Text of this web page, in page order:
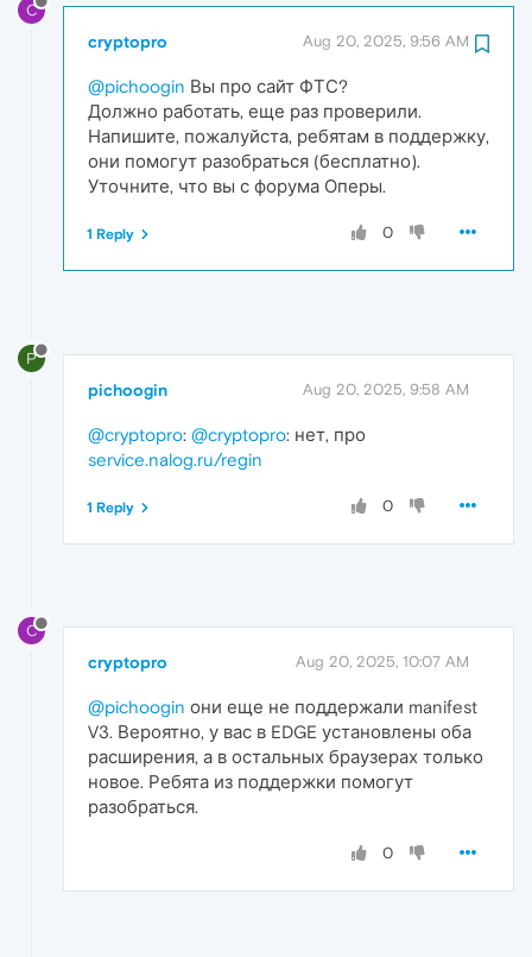
C
cryptopro Aug 20, 2025, 9:56 AM
@pichoogin Вы про сайт ФТС?
Должно работать, еще раз проверили.
Напишите, пожалуйста, ребятам в поддержку,
они помогут разобраться (бесплатно).
Уточните, что вы с форума Оперы.
0
1 Reply
P
pichoogin Aug 20, 2025, 9:58 AM
@cryptopro: @cryptopro: нет, про
service.nalog.ru/regin
0
1 Reply
C
cryptopro Aug 20, 2025, 10:07 AM
@pichoogin они еще не поддержали manifest
V3. Вероятно, у вас в EDGE установлены оба
расширения, а в остальных браузерах только
новое. Ребята из поддержки помогут
разобраться.
0